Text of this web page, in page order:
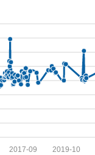
2019-10
2017-09